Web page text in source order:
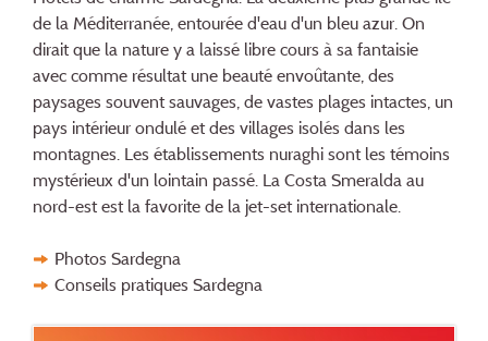
de la Méditerranée, entourée d'eau d'un bleu azur. On
dirait que la nature y a laissé libre cours à sa fantaisie
avec comme résultat une beauté envoûtante, des
paysages souvent sauvages, de vastes plages intactes, un
pays intérieur ondulé et des villages isolés dans les
montagnes. Les établissements nuraghi sont les témoins
mystérieux d'un lointain passé. La Costa Smeralda au
nord-est est la favorite de la jet-set internationale.
Photos Sardegna
Conseils pratiques Sardegna